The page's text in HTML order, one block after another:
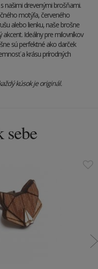
našimi drevenými brošňami.
motýľa, červeného
alebo lienku, naše brošne
Ideálny pre milovníkov
sú perfektné ako darček
a krásu prírodných
kúsok je originál.
sebe